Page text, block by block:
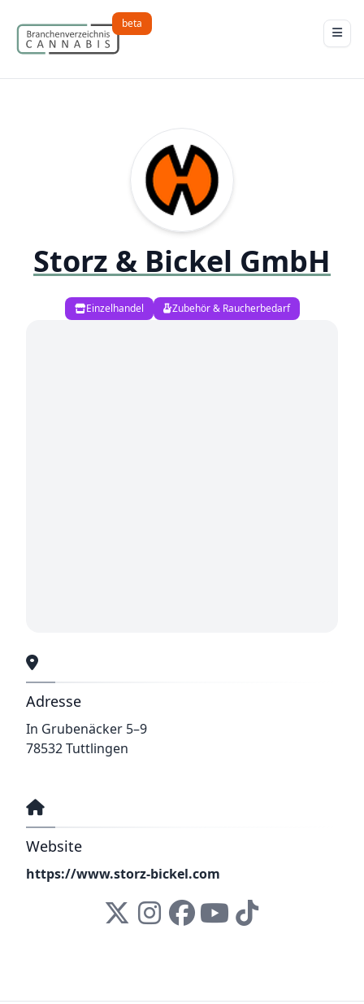
beta
Storz & Bickel GmbH
Einzelhandel Zubehör & Raucherbedarf
Adresse
In Grubenäcker 5–9
78532 Tuttlingen
Website
https://www.storz-bickel.com